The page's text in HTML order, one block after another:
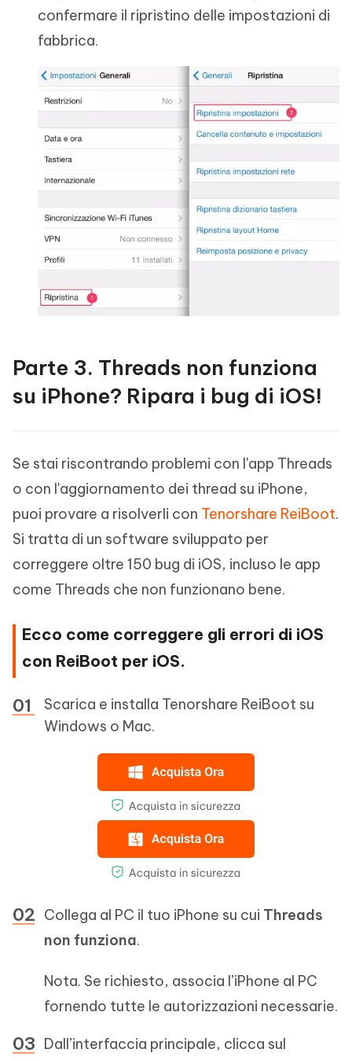
confermare il ripristino delle impostazioni di
fabbrica.
Parte 3. Threads non funziona
su iPhone? Ripara i bug di iOS!
Se stai riscontrando problemi con l'app Threads
o con l'aggiornamento dei thread su iPhone,
puoi provare a risolverli con Tenorshare ReiBoot.
Si tratta di un software sviluppato per
correggere oltre 150 bug di iOS, incluso le app
come Threads che non funzionano bene.
Ecco come correggere gli errori di iOS
con ReiBoot per iOS.
Scarica e installa Tenorshare ReiBoot su
Windows o Mac.
Collega al PC il tuo iPhone su cui Threads
non funziona.
Nota. Se richiesto, associa l’iPhone al PC
fornendo tutte le autorizzazioni necessarie.
Dall’interfaccia principale, clicca sul